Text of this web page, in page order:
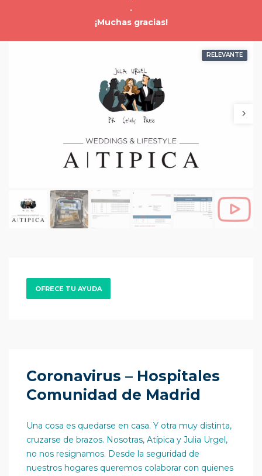
.
¡Muchas gracias!
RELEVANTE
OFRECE TU AYUDA
Coronavirus – Hospitales
Comunidad de Madrid
Una cosa es quedarse en casa. Y otra muy distinta,
cruzarse de brazos. Nosotras, Atípica y Julia Urgel,
no nos resignamos. Desde la seguridad de
nuestros hogares queremos colaborar con quienes